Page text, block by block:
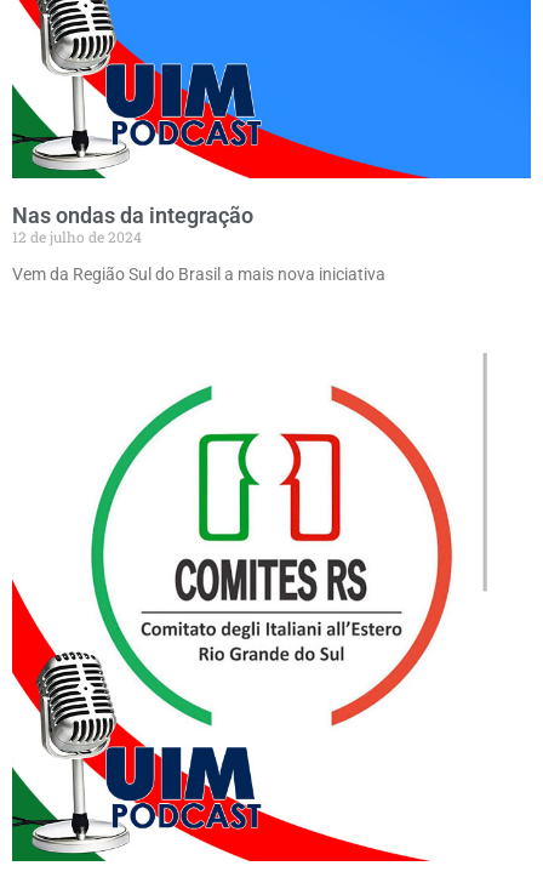
Nas ondas da integração
12 de julho de 2024
Vem da Região Sul do Brasil a mais nova iniciativa